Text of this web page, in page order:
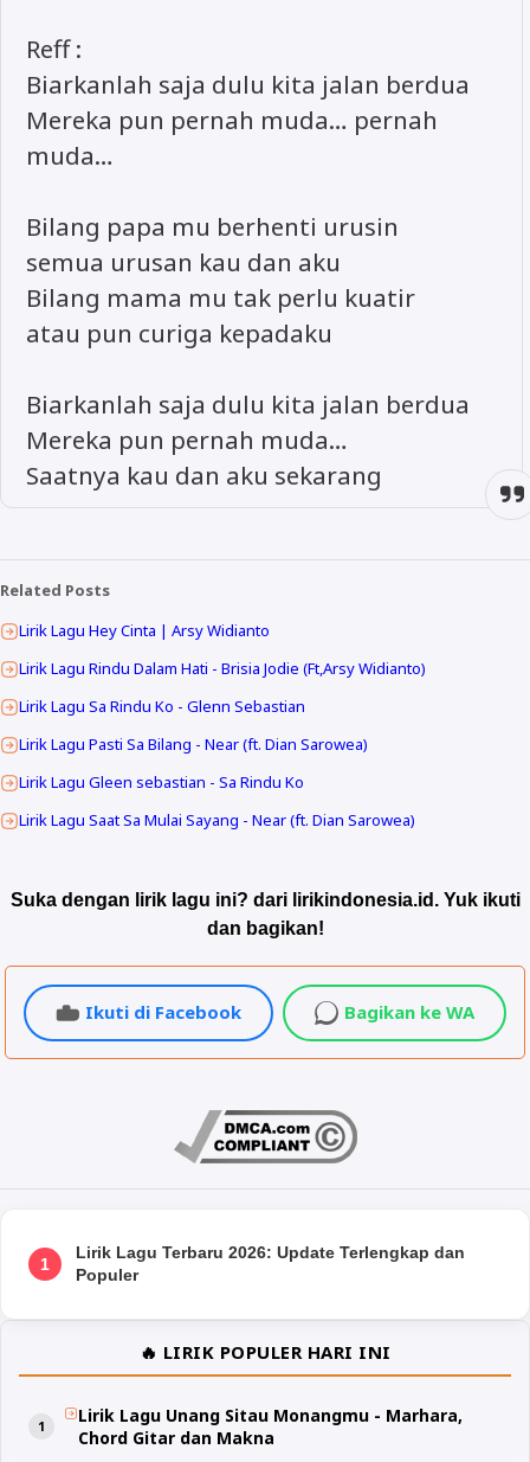
Reff :
Biarkanlah saja dulu kita jalan berdua
Mereka pun pernah muda… pernah
muda…
Bilang papa mu berhenti urusin
semua urusan kau dan aku
Bilang mama mu tak perlu kuatir
atau pun curiga kepadaku
Biarkanlah saja dulu kita jalan berdua
Mereka pun pernah muda…
Saatnya kau dan aku sekarang
Related Posts
Lirik Lagu Hey Cinta | Arsy Widianto
Lirik Lagu Rindu Dalam Hati - Brisia Jodie (Ft,Arsy Widianto)
Lirik Lagu Sa Rindu Ko - Glenn Sebastian
Lirik Lagu Pasti Sa Bilang - Near (ft. Dian Sarowea)
Lirik Lagu Gleen sebastian - Sa Rindu Ko
Lirik Lagu Saat Sa Mulai Sayang - Near (ft. Dian Sarowea)
Suka dengan lirik lagu ini? dari lirikindonesia.id. Yuk ikuti
dan bagikan!
Ikuti di Facebook Bagikan ke WA
1
Lirik Lagu Terbaru 2026: Update Terlengkap dan
Populer
🔥 LIRIK POPULER HARI INI
Lirik Lagu Unang Sitau Monangmu - Marhara,
Chord Gitar dan Makna